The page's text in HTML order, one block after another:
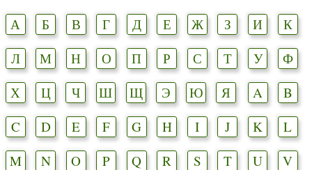
А Б В Г Д Е Ж З И
К
Л
М Н О П Р С Т У
Ф
Х
Ц Ч Ш Щ Э Ю Я A
B
C
D E F G H I J K
L
M
N O P Q R S T U
V